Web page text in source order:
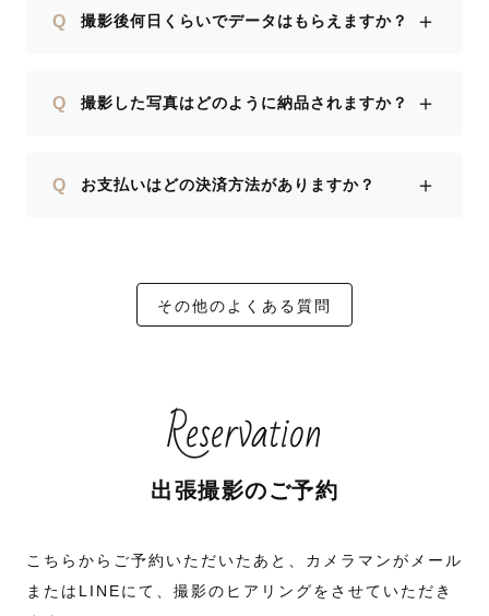
Q 撮影後何日くらいでデータはもらえますか？ ＋
Q 撮影した写真はどのように納品されますか？ ＋
Q お支払いはどの決済方法がありますか？ ＋
その他のよくある質問
Reservation
出張撮影のご予約
こちらからご予約いただいたあと、カメラマンがメール
またはLINEにて、撮影のヒアリングをさせていただき